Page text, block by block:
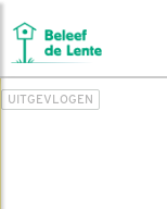
UITGEVLOGEN